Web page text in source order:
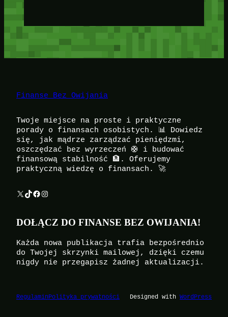
Finanse Bez Owijania
Twoje miejsce na proste i praktyczne
porady o finansach osobistych. 📊 Dowiedz
się, jak mądrze zarządzać pieniędzmi,
oszczędzać bez wyrzeczeń 🛟 i budować
finansową stabilność 🏦. Oferujemy
praktyczną wiedzę o finansach. 🚀
X TikTok Facebook Instagram
DOŁĄCZ DO FINANSE BEZ OWIJANIA!
Każda nowa publikacja trafia bezpośrednio
do Twojej skrzynki mailowej, dzięki czemu
nigdy nie przegapisz żadnej aktualizacji.
RegulaminPolityka prywatności Designed with WordPress